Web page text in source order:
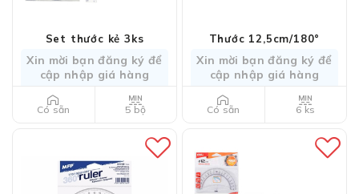
Set thước kẻ 3ks
Xin mời bạn đăng ký để
cập nhập giá hàng
Có sẵn 5 bộ
Thước 12,5cm/180°
Xin mời bạn đăng ký để
cập nhập giá hàng
Có sẵn 6 ks